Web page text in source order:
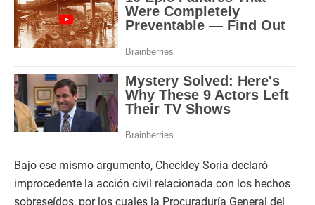
Bajo ese mismo argumento, Checkley Soria declaró
improcedente la acción civil relacionada con los hechos
sobreseídos, por los cuales la Procuraduría General del